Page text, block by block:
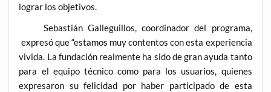
lograr los objetivos.
Sebastián Galleguillos, coordinador del programa,
expresó que “estamos muy contentos con esta experiencia
vivida. La fundación realmente ha sido de gran ayuda tanto
para el equipo técnico como para los usuarios, quienes
expresaron su felicidad por haber participado de esta